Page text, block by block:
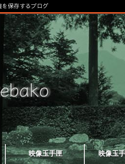
映像玉手匣 映像玉
保存するブログ